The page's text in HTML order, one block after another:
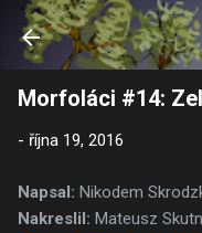
Morfoláci #14:
- října 19, 2016
Napsal: Nikodem
Nakreslil: Mateusz